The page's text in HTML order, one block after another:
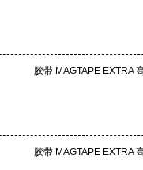
胶带 MAGTAPE EXTRA
胶带 MAGTAPE EXTRA